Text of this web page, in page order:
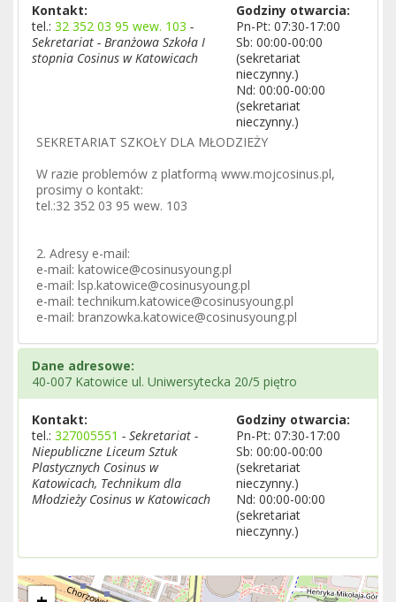
Kontakt:
tel.: 32 352 03 95 wew. 103 -
Sekretariat - Branżowa Szkoła I
stopnia Cosinus w Katowicach
Godziny otwarcia:
Pn-Pt: 07:30-17:00
Sb: 00:00-00:00
(sekretariat
nieczynny.)
Nd: 00:00-00:00
(sekretariat
nieczynny.)
SEKRETARIAT SZKOŁY DLA MŁODZIEŻY
W razie problemów z platformą www.mojcosinus.pl,
prosimy o kontakt:
tel.:32 352 03 95 wew. 103
2. Adresy e-mail:
e-mail: katowice@cosinusyoung.pl
e-mail: lsp.katowice@cosinusyoung.pl
e-mail: technikum.katowice@cosinusyoung.pl
e-mail: branzowka.katowice@cosinusyoung.pl
Dane adresowe:
40-007 Katowice ul. Uniwersytecka 20/5 piętro
Kontakt:
tel.: 327005551 - Sekretariat -
Niepubliczne Liceum Sztuk
Plastycznych Cosinus w
Katowicach, Technikum dla
Młodzieży Cosinus w Katowicach
Godziny otwarcia:
Pn-Pt: 07:30-17:00
Sb: 00:00-00:00
(sekretariat
nieczynny.)
Nd: 00:00-00:00
(sekretariat
nieczynny.)